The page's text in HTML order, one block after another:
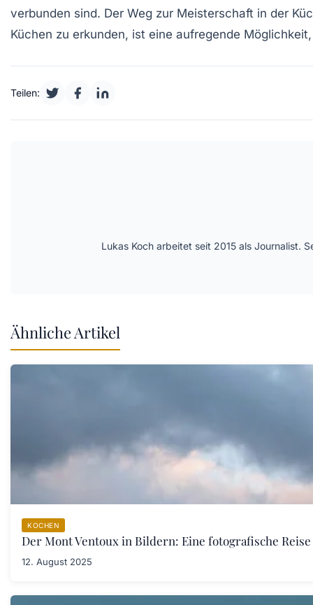
verbunden sind. Der Weg zur Meisterschaft in der
Küchen zu erkunden, ist eine aufregende
Teilen:
Lukas Koch arbeitet seit 2015 als Journalist.
Ähnliche Artikel
KOCHEN
Der Mont Ventoux in Bildern: Eine fotografische
12. August 2025